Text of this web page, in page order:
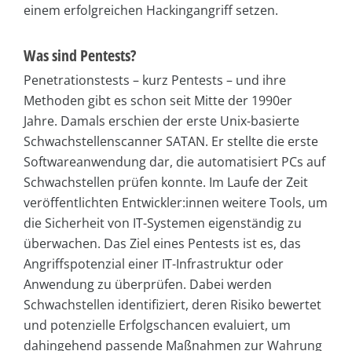
einem erfolgreichen Hackingangriff setzen.
Was sind Pentests?
Penetrationstests – kurz Pentests – und ihre
Methoden gibt es schon seit Mitte der 1990er
Jahre. Damals erschien der erste Unix-basierte
Schwachstellenscanner SATAN. Er stellte die erste
Softwareanwendung dar, die automatisiert PCs auf
Schwachstellen prüfen konnte. Im Laufe der Zeit
veröffentlichten Entwickler:innen weitere Tools, um
die Sicherheit von IT-Systemen eigenständig zu
überwachen. Das Ziel eines Pentests ist es, das
Angriffspotenzial einer IT-Infrastruktur oder
Anwendung zu überprüfen. Dabei werden
Schwachstellen identifiziert, deren Risiko bewertet
und potenzielle Erfolgschancen evaluiert, um
dahingehend passende Maßnahmen zur Wahrung